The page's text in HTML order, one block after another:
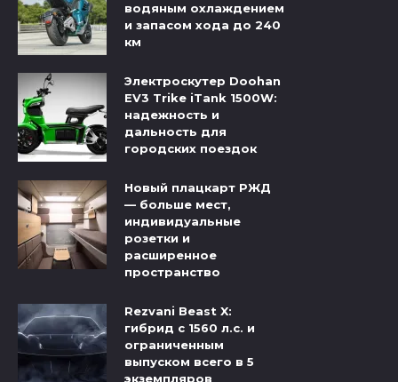
водяным охлаждением
и запасом хода до 240
км
Электроскутер Doohan
EV3 Trike iTank 1500W:
надежность и
дальность для
городских поездок
Новый плацкарт РЖД
— больше мест,
индивидуальные
розетки и
расширенное
пространство
Rezvani Beast X:
гибрид с 1560 л.с. и
ограниченным
выпуском всего в 5
экземпляров